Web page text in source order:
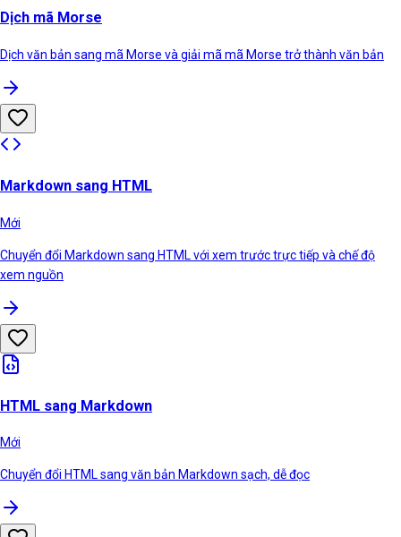
Dịch mã Morse
Dịch văn bản sang mã Morse và giải mã mã Morse trở thành văn bản
Markdown sang HTML
Mới
Chuyển đổi Markdown sang HTML với xem trước trực tiếp và chế độ
xem nguồn
HTML sang Markdown
Mới
Chuyển đổi HTML sang văn bản Markdown sạch, dễ đọc